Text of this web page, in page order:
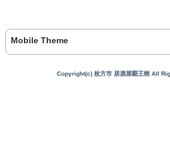
Mobile Theme
Copyright(c) 枚方市 居酒屋覇王樹 All